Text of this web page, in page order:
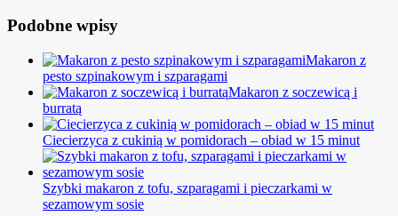
Podobne wpisy
Makaron z
pesto szpinakowym i szparagami
Makaron z soczewicą i
burratą
Ciecierzyca z cukinią w pomidorach – obiad w 15 minut
Szybki makaron z tofu, szparagami i pieczarkami w
sezamowym sosie